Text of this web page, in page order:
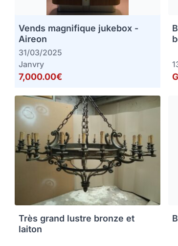
Vends magnifique jukebox -
Aireon
31/03/2025
Janvry
7,000.00€
Très grand lustre bronze et
laiton